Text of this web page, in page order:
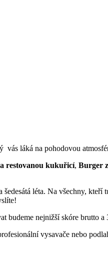
vás láká na pohodovou
restovanou kukuřicí, Burger
šedesátá léta. Na všechny,
nejnižší skóre brutto a
vysavače nebo